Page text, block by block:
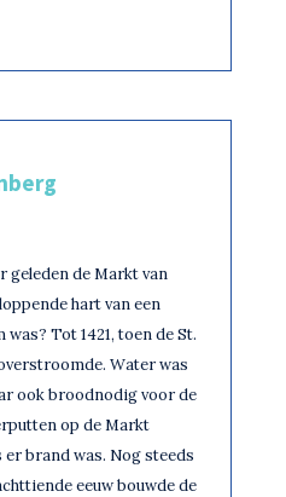
geleden de Markt van
hart van een
Tot 1421, toen de St.
Water was
ook broodnodig voor de
op de Markt
brand was. Nog steeds
eeuw bouwde de